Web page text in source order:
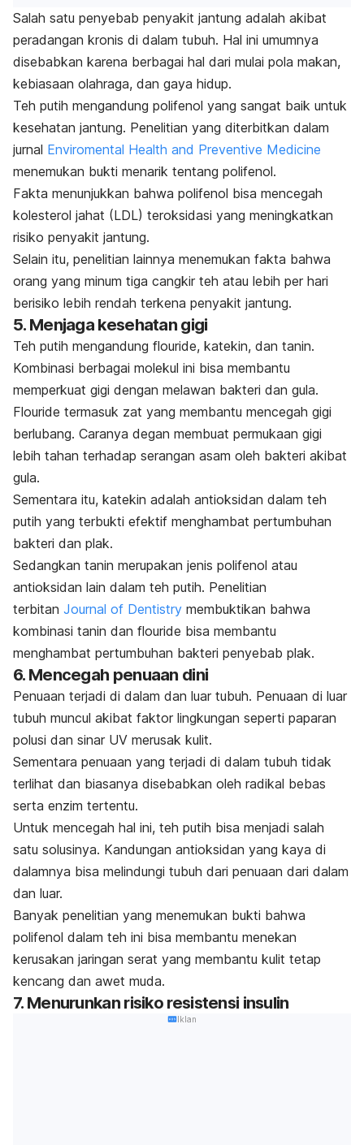
Salah satu penyebab penyakit jantung adalah akibat
peradangan kronis di dalam tubuh. Hal ini umumnya
disebabkan karena berbagai hal dari mulai pola makan,
kebiasaan olahraga, dan gaya hidup.
Teh putih mengandung polifenol yang sangat baik untuk
kesehatan jantung. Penelitian yang diterbitkan dalam
jurnal Enviromental Health and Preventive Medicine
menemukan bukti menarik tentang polifenol.
Fakta menunjukkan bahwa polifenol bisa mencegah
kolesterol jahat (LDL) teroksidasi yang meningkatkan
risiko penyakit jantung.
Selain itu, penelitian lainnya menemukan fakta bahwa
orang yang minum tiga cangkir teh atau lebih per hari
berisiko lebih rendah terkena penyakit jantung.
5. Menjaga kesehatan gigi
Teh putih mengandung flouride, katekin, dan tanin.
Kombinasi berbagai molekul ini bisa membantu
memperkuat gigi dengan melawan bakteri dan gula.
Flouride termasuk zat yang membantu mencegah gigi
berlubang. Caranya degan membuat permukaan gigi
lebih tahan terhadap serangan asam oleh bakteri akibat
gula.
Sementara itu, katekin adalah antioksidan dalam teh
putih yang terbukti efektif menghambat pertumbuhan
bakteri dan plak.
Sedangkan tanin merupakan jenis polifenol atau
antioksidan lain dalam teh putih. Penelitian
terbitan Journal of Dentistry membuktikan bahwa
kombinasi tanin dan flouride bisa membantu
menghambat pertumbuhan bakteri penyebab plak.
6. Mencegah penuaan dini
Penuaan terjadi di dalam dan luar tubuh. Penuaan di luar
tubuh muncul akibat faktor lingkungan seperti paparan
polusi dan sinar UV merusak kulit.
Sementara penuaan yang terjadi di dalam tubuh tidak
terlihat dan biasanya disebabkan oleh radikal bebas
serta enzim tertentu.
Untuk mencegah hal ini, teh putih bisa menjadi salah
satu solusinya. Kandungan antioksidan yang kaya di
dalamnya bisa melindungi tubuh dari penuaan dari dalam
dan luar.
Banyak penelitian yang menemukan bukti bahwa
polifenol dalam teh ini bisa membantu menekan
kerusakan jaringan serat yang membantu kulit tetap
kencang dan awet muda.
7. Menurunkan risiko resistensi insulin
Iklan